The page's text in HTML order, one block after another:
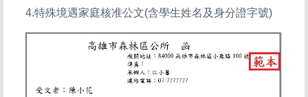
4.特殊境遇家庭核准公文(含學生姓名及身分證字號)